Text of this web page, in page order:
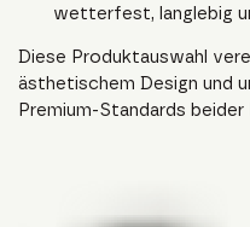
wetterfest, langlebig
Diese Produktauswahl
ästhetischem Design und
Premium-Standards beider